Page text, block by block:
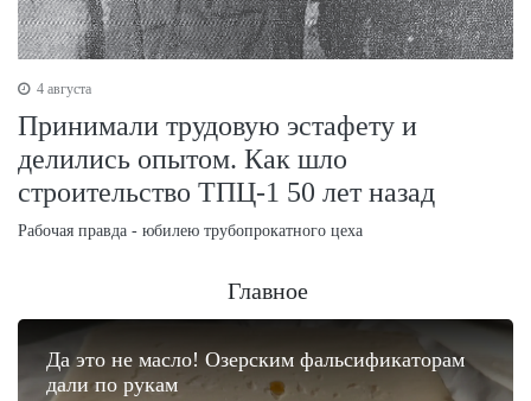
4 августа
Принимали трудовую эстафету и
делились опытом. Как шло
строительство ТПЦ-1 50 лет назад
Рабочая правда - юбилею трубопрокатного цеха
Главное
Да это не масло! Озерским фальсификаторам
дали по рукам